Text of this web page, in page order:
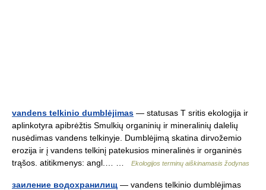
vandens telkinio dumblėjimas — statusas T sritis ekologija ir
aplinkotyra apibrėžtis Smulkių organinių ir mineralinių dalelių
nusėdimas vandens telkinyje. Dumblėjimą skatina dirvožemio
erozija ir į vandens telkinį patekusios mineralinės ir organinės
trąšos. atitikmenys: angl.… …
Ekologijos terminų aiškinamasis žodynas
заиление водохранилищ — vandens telkinio dumblėjimas